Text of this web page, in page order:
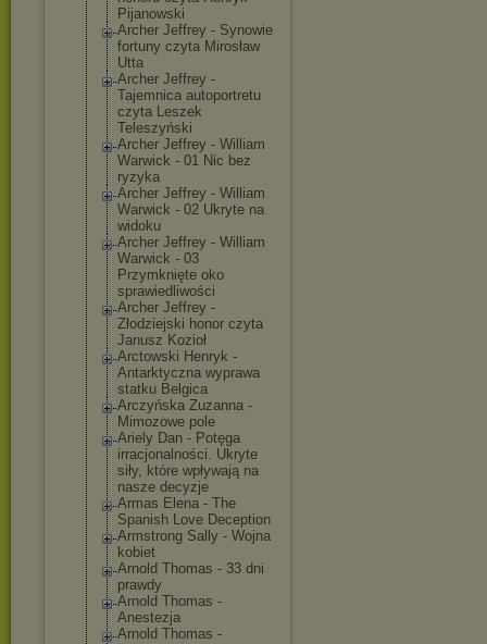
Pijanowski
Archer Jeffrey - Synowie
fortuny czyta Mirosław
Utta
Archer Jeffrey -
Tajemnica autoportretu
czyta Leszek
Teleszyński
Archer Jeffrey - William
Warwick - 01 Nic bez
ryzyka
Archer Jeffrey - William
Warwick - 02 Ukryte na
widoku
Archer Jeffrey - William
Warwick - 03
Przymknięte oko
sprawiedliwości
Archer Jeffrey -
Złodziejski honor czyta
Janusz Kozioł
Arctowski Henryk -
Antarktyczna wyprawa
statku Belgica
Arczyńska Zuzanna -
Mimozowe pole
Ariely Dan - Potęga
irracjonalności. Ukryte
siły, które wpływają na
nasze decyzje
Armas Elena - The
Spanish Love Deception
Armstrong Sally - Wojna
kobiet
Arnold Thomas - 33 dni
prawdy
Arnold Thomas -
Anestezja
Arnold Thomas -